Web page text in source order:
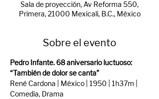
Sala de proyección, Av Reforma 550,
Primera, 21000 Mexicali, B.C., México
Sobre el evento
Pedro Infante. 68 aniversario luctuoso:
“También de dolor se canta”
René Cardona | México | 1950 | 1h37m |
Comedia, Drama